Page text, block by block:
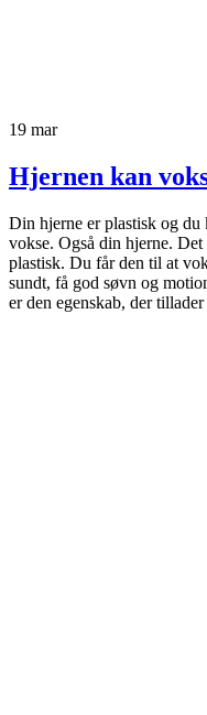
19 mar
Hjernen kan
Din hjerne er plastisk og
vokse. Også din hjerne.
plastisk. Du får den til at
sundt, få god søvn og
er den egenskab, der